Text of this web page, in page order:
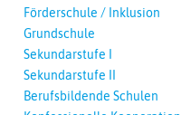
Förderschule / Inklusion
Grundschule
Sekundarstufe I
Sekundarstufe II
Berufsbildende Schulen